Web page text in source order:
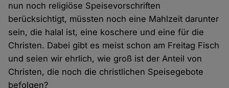
nun noch religiöse Speisevorschriften
berücksichtigt, müssten noch eine Mahlzeit darunter
sein, die halal ist, eine koschere und eine für die
Christen. Dabei gibt es meist schon am Freitag Fisch
und seien wir ehrlich, wie groß ist der Anteil von
Christen, die noch die christlichen Speisegebote
befolgen?